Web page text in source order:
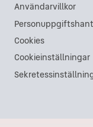
Användarvillkor
Cookies
Cookieinställningar